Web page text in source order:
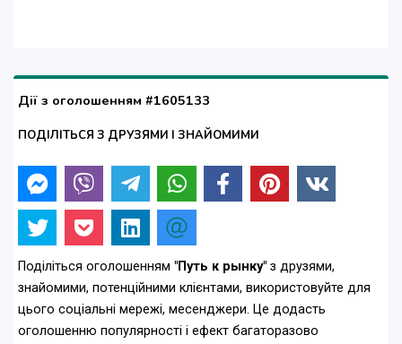
Дії з оголошенням #1605133
ПОДІЛІТЬСЯ З ДРУЗЯМИ І ЗНАЙОМИМИ
Поділіться оголошенням "Путь к рынку" з друзями,
знайомими, потенційними клієнтами, використовуйте для
цього соціальні мережі, месенджери. Це додасть
оголошенню популярності і ефект багаторазово